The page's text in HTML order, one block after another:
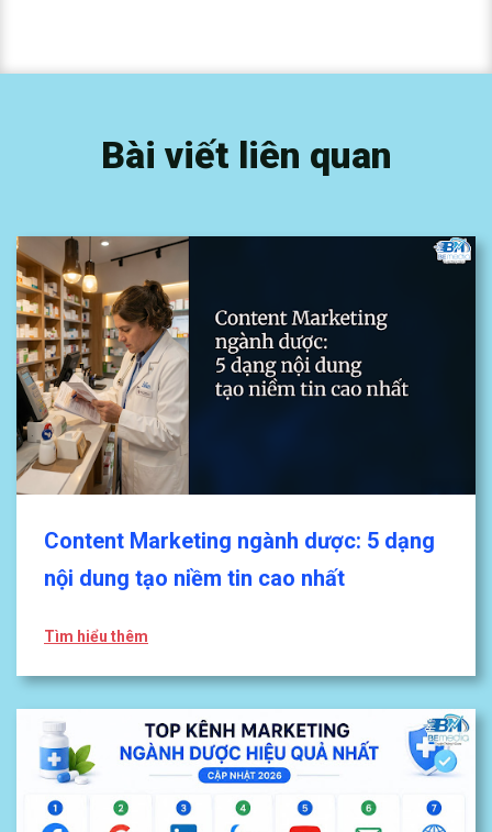
Bài viết liên quan
Content Marketing ngành dược: 5 dạng
nội dung tạo niềm tin cao nhất
Tìm hiểu thêm